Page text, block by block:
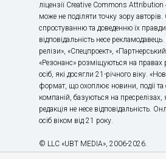
ліцензії Creative Commons
може не поділяти точку зору
спростуванню та доведенню їх
відповідальність несе
релізи», «Спецпроект»,
«Резонанс» розміщуються на правах
осіб, які досягли 21-річного віку.
формат, що охоплює новини, події та
компаній, базуються на пресрелізах,
редакція не несе відповідальність.
осіб віком від 21 року.
© LLC «UBT MEDIA», 2006-2026.